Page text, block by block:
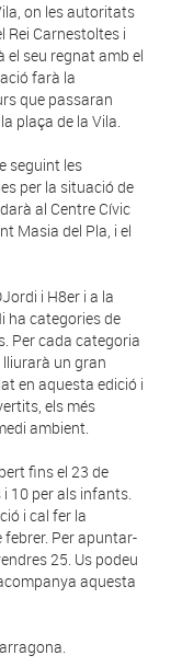
on les autoritats
Rei Carnestoltes i
el seu regnat amb el
farà la
que passaran
plaça de la Vila.
seguint les
per la situació de
al Centre Cívic
Masia del Pla, i el
i H8er i a la
ha categories de
Per cada categoria
lliurarà un gran
en aquesta edició i
els més
ambient.
fins el 23 de
10 per als infants.
i cal fer la
febrer. Per apuntar-
25. Us podeu
aquesta